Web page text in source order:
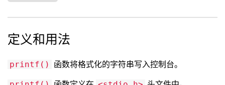
定义和用法
printf() 函数将格式化的字符串写入控制台。